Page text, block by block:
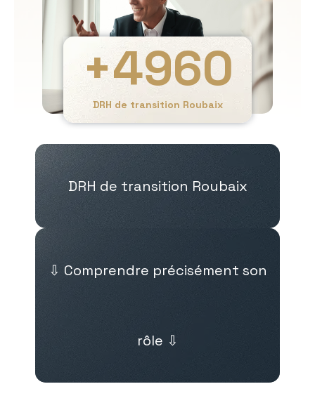
DRH de transition Roubaix
+4960
DRH de transition Roubaix
⇩ Comprendre précisément son
rôle ⇩